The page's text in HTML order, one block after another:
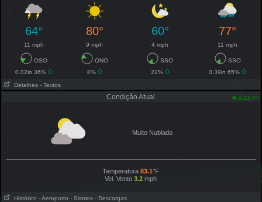
64° 80° 60° 77°
11 mph 9 mph 4 mph 11 mph
OSO ONO SSO
SSO
0.02in 36%
8% 22%
0.39in 65%
Detalhes - Textos
Condição Atual 5:13 pm
Muito Nublado
Temperatura83.1°F
Vel. Vento 3.2 mph
Histórico - Aeroporto - Sismos - Descargas